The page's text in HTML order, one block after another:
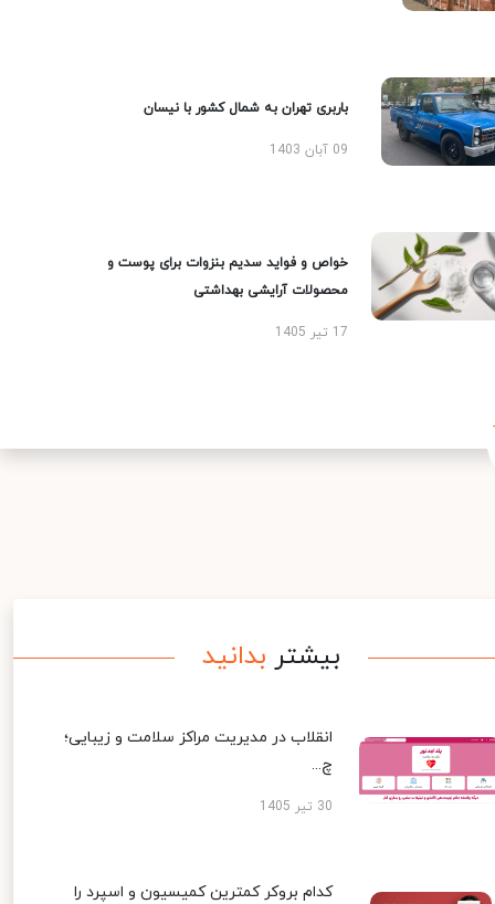
باربری تهران به شمال کشور با نیسان
09 آبان 1403
خواص و فواید سدیم بنزوات برای پوست و
محصولات آرایشی بهداشتی
17 تیر 1405
بیشتر بدانید
انقلاب در مدیریت مراکز سلامت و زیبایی؛
چ...
30 تیر 1405
کدام بروکر کمترین کمیسیون و اسپرد را